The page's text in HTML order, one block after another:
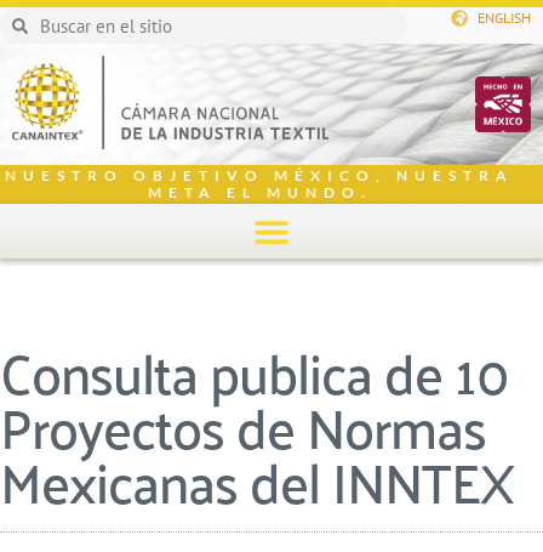
ENGLISH
NUESTRO OBJETIVO MÉXICO, NUESTRA
META EL MUNDO.
Consulta publica de 10
Proyectos de Normas
Mexicanas del INNTEX